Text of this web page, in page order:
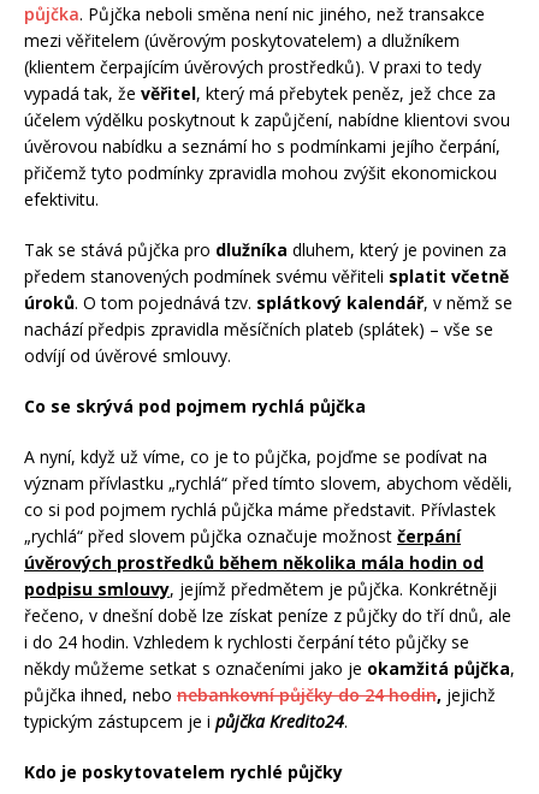
půjčka. Půjčka neboli směna není nic jiného, než transakce
mezi věřitelem (úvěrovým poskytovatelem) a dlužníkem
(klientem čerpajícím úvěrových prostředků). V praxi to tedy
vypadá tak, že věřitel, který má přebytek peněz, jež chce za
účelem výdělku poskytnout k zapůjčení, nabídne klientovi svou
úvěrovou nabídku a seznámí ho s podmínkami jejího čerpání,
přičemž tyto podmínky zpravidla mohou zvýšit ekonomickou
efektivitu.
Tak se stává půjčka pro dlužníka dluhem, který je povinen za
předem stanovených podmínek svému věřiteli splatit včetně
úroků. O tom pojednává tzv. splátkový kalendář, v němž se
nachází předpis zpravidla měsíčních plateb (splátek) – vše se
odvíjí od úvěrové smlouvy.
Co se skrývá pod pojmem rychlá půjčka
A nyní, když už víme, co je to půjčka, pojďme se podívat na
význam přívlastku „rychlá“ před tímto slovem, abychom věděli,
co si pod pojmem rychlá půjčka máme představit. Přívlastek
„rychlá“ před slovem půjčka označuje možnost čerpání
úvěrových prostředků během několika mála hodin od
podpisu smlouvy, jejímž předmětem je půjčka. Konkrétněji
řečeno, v dnešní době lze získat peníze z půjčky do tří dnů, ale
i do 24 hodin. Vzhledem k rychlosti čerpání této půjčky se
někdy můžeme setkat s označeními jako je okamžitá půjčka,
půjčka ihned, nebo nebankovní půjčky do 24 hodin, jejichž
typickým zástupcem je i půjčka Kredito24.
Kdo je poskytovatelem rychlé půjčky